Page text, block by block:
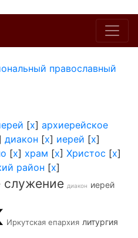
православный
[x] архиерейское
диакон [x] иерей [x]
[x] храм [x] Христос [x]
район [x]
служение диакон иерей
Иркутская епархия литургия